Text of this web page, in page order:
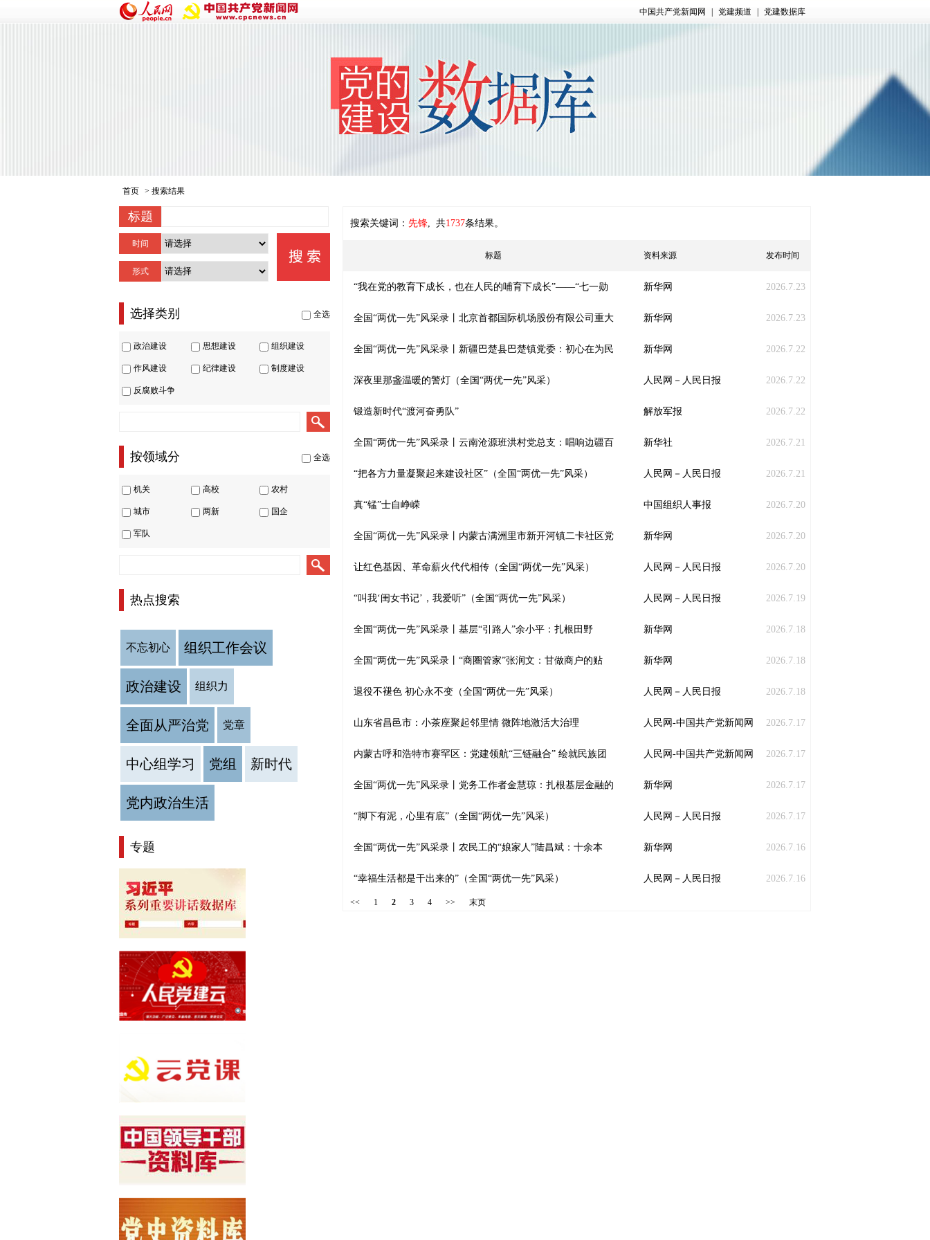
中国共产党新闻网 党建频道 党建数据库
首页 > 搜索结果
标题
时间
形式
选择类别 全选
政治建设 思想建设 组织建设
作风建设 纪律建设 制度建设
反腐败斗争
按领域分 全选
机关 高校 农村
城市 两新 国企
军队
热点搜索
不忘初心 组织工作会议
政治建设 组织力
全面从严治党 党章
中心组学习 党组 新时代
党内政治生活
专题
搜索关键词： 先锋, 共1737条结果。
标题 资料来源 发布时间
“我在党的教育下成长，也在人民的哺育下成长”——“七一勋 新华网 2026.7.23
全国“两优一先”风采录丨北京首都国际机场股份有限公司重大 新华网 2026.7.23
全国“两优一先”风采录丨新疆巴楚县巴楚镇党委：初心在为民 新华网 2026.7.22
深夜里那盏温暖的警灯（全国“两优一先”风采） 人民网－人民日报 2026.7.22
锻造新时代“渡河奋勇队” 解放军报 2026.7.22
全国“两优一先”风采录丨云南沧源班洪村党总支：唱响边疆百 新华社 2026.7.21
“把各方力量凝聚起来建设社区”（全国“两优一先”风采） 人民网－人民日报 2026.7.21
真“锰”士自峥嵘 中国组织人事报 2026.7.20
全国“两优一先”风采录丨内蒙古满洲里市新开河镇二卡社区党 新华网 2026.7.20
让红色基因、革命薪火代代相传（全国“两优一先”风采） 人民网－人民日报 2026.7.20
“叫我‘闺女书记’，我爱听”（全国“两优一先”风采） 人民网－人民日报 2026.7.19
全国“两优一先”风采录丨基层“引路人”余小平：扎根田野 新华网 2026.7.18
全国“两优一先”风采录丨“商圈管家”张润文：甘做商户的贴 新华网 2026.7.18
退役不褪色 初心永不变（全国“两优一先”风采） 人民网－人民日报 2026.7.18
山东省昌邑市：小茶座聚起邻里情 微阵地激活大治理 人民网-中国共产党新闻网 2026.7.17
内蒙古呼和浩特市赛罕区：党建领航“三链融合” 绘就民族团 人民网-中国共产党新闻网 2026.7.17
全国“两优一先”风采录丨党务工作者金慧琼：扎根基层金融的 新华网 2026.7.17
“脚下有泥，心里有底”（全国“两优一先”风采） 人民网－人民日报 2026.7.17
全国“两优一先”风采录丨农民工的“娘家人”陆昌斌：十余本 新华网 2026.7.16
“幸福生活都是干出来的”（全国“两优一先”风采） 人民网－人民日报 2026.7.16
<< 1 2 3 4 >> 末页